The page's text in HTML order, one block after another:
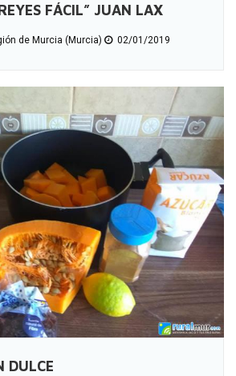
FÁCIL” JUAN LAX
de Murcia (Murcia) 02/01/2019
DULCE